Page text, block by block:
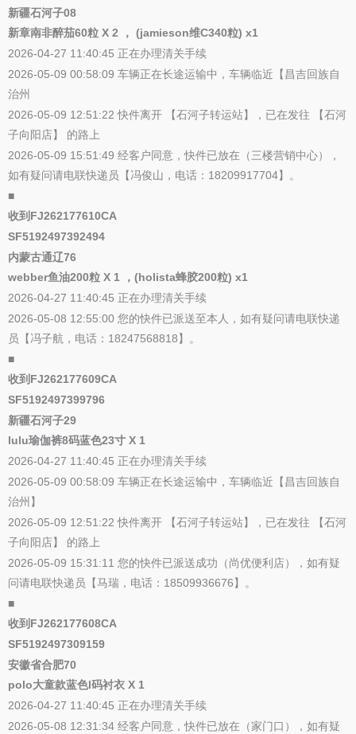
新疆石河子08
新章南非醉茄60粒 X 2 ， (jamieson维C340粒) x1
2026-04-27 11:40:45 正在办理清关手续
2026-05-09 00:58:09 车辆正在长途运输中，车辆临近【昌吉回族自
治州
2026-05-09 12:51:22 快件离开 【石河子转运站】，已在发往 【石河
子向阳店】 的路上
2026-05-09 15:51:49 经客户同意，快件已放在（三楼营销中心），
如有疑问请电联快递员【冯俊山，电话：18209917704】。
■
收到FJ262177610CA
SF5192497392494
内蒙古通辽76
webber鱼油200粒 X 1 ，(holista蜂胶200粒) x1
2026-04-27 11:40:45 正在办理清关手续
2026-05-08 12:55:00 您的快件已派送至本人，如有疑问请电联快递
员【冯子航，电话：18247568818】。
■
收到FJ262177609CA
SF5192497399796
新疆石河子29
lulu瑜伽裤8码蓝色23寸 X 1
2026-04-27 11:40:45 正在办理清关手续
2026-05-09 00:58:09 车辆正在长途运输中，车辆临近【昌吉回族自
治州】
2026-05-09 12:51:22 快件离开 【石河子转运站】，已在发往 【石河
子向阳店】 的路上
2026-05-09 15:31:11 您的快件已派送成功（尚优便利店），如有疑
问请电联快递员【马瑞，电话：18509936676】。
■
收到FJ262177608CA
SF5192497309159
安徽省合肥70
polo大童款蓝色l码衬衣 X 1
2026-04-27 11:40:45 正在办理清关手续
2026-05-08 12:31:34 经客户同意，快件已放在（家门口），如有疑